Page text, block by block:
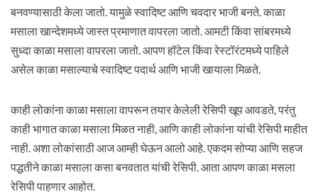
बनवण्यासाठी केला जातो. यामुळे स्वादिष्ट आणि चवदार भाजी बनते. काळा
मसाला खान्देशमध्ये जास्त प्रमाणात वापरला जातो. आमटी किंवा सांबरमध्ये
सुध्दा काळा मसाला वापरला जातो. आपण हॉटेल किंवा रेस्टॉरंटमध्ये पाहिले
असेल काळा मसाल्याचे स्वादिष्ट पदार्थ आणि भाजी खायाला मिळते.
काही लोकांना काळा मसाला वापरून तयार केलेली रेसिपी खूप आवडते, परंतु
काही भागात काळा मसाला मिळत नाही, आणि काही लोकांना यांची रेसिपी माहीत
नाही. अशा लोकांसाठी आज आम्ही घेऊन आलो आहे. एकदम सोप्या आणि सहज
पद्धतीने काळा मसाला कसा बनवतात यांची रेसिपी. आता आपण काळा मसला
रेसिपी पाहणार आहोत.